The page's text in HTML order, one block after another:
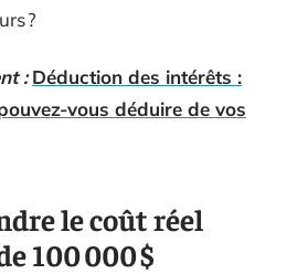
?
: Déduction des intérêts :
vous déduire de vos
le coût réel
100 000 $